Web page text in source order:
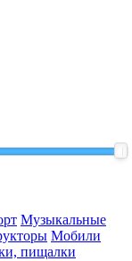
Музыкальные
Мобили
пищалки